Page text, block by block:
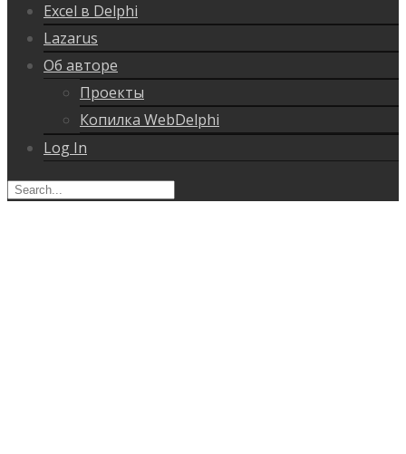
Excel в Delphi
Lazarus
Об авторе
Проекты
Копилка WebDelphi
Log In